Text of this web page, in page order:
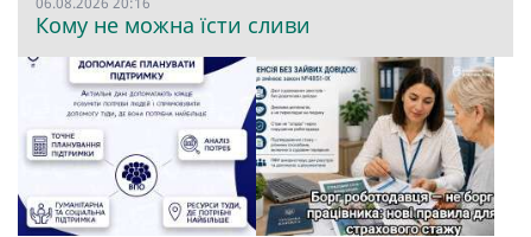
Кому не можна їсти сливи